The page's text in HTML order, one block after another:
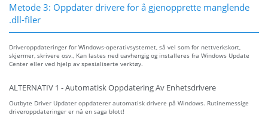
Metode 3: Oppdater drivere for å gjenopprette manglende
.dll-filer
Driveroppdateringer for Windows-operativsystemet, så vel som for nettverkskort,
skjermer, skrivere osv., Kan lastes ned uavhengig og installeres fra Windows Update
Center eller ved hjelp av spesialiserte verktøy.
ALTERNATIV 1 - Automatisk Oppdatering Av Enhetsdrivere
Outbyte Driver Updater oppdaterer automatisk drivere på Windows. Rutinemessige
driveroppdateringer er nå en saga blott!